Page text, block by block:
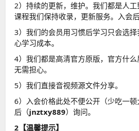
2）持续的更新，维护。我们都是人
课程我们保持收录，更新服务。入会后
3）我们的会员用习惯后学习只会选
心学习成本。
4）我们都是高清官方原版，官方什么
无需担心。
5）我们直接音视频源文件分享。
6）入会价格此处不便公开（少吃一
后（jnztxy889）询问。
2【温馨提示】